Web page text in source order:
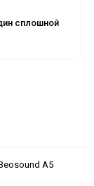
сплошной
A5